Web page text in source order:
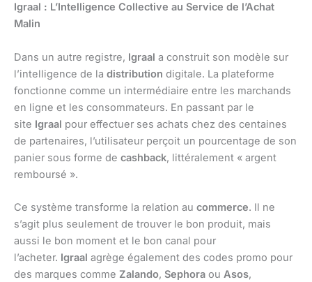
Igraal : L’Intelligence Collective au Service de l’Achat
Malin
Dans un autre registre, Igraal a construit son modèle sur
l’intelligence de la distribution digitale. La plateforme
fonctionne comme un intermédiaire entre les marchands
en ligne et les consommateurs. En passant par le
site Igraal pour effectuer ses achats chez des centaines
de partenaires, l’utilisateur perçoit un pourcentage de son
panier sous forme de cashback, littéralement « argent
remboursé ».
Ce système transforme la relation au commerce. Il ne
s’agit plus seulement de trouver le bon produit, mais
aussi le bon moment et le bon canal pour
l’acheter. Igraal agrège également des codes promo pour
des marques comme Zalando, Sephora ou Asos,